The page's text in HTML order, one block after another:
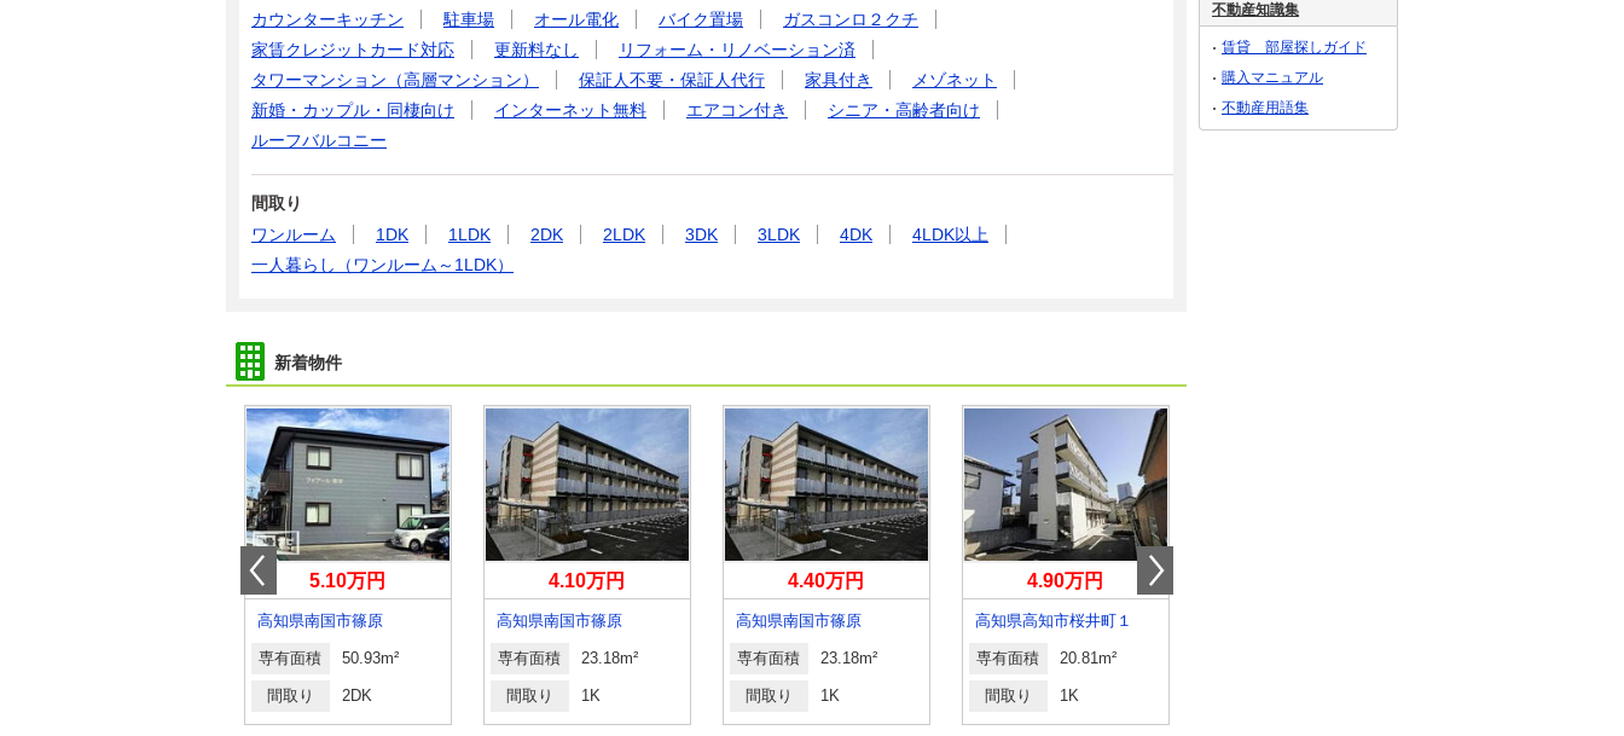
カウンターキッチン
駐車場 オール電化 バイク置場
ガスコンロ２クチ
家賃クレジットカード対応
更新料なし
リフォーム・リノベーション済
タワーマンション（高層マンション）
保証人不要・保証人代行 家具付き
メゾネット
新婚・カップル・同棲向け
インターネット無料 エアコン付き
シニア・高齢者向け
ルーフバルコニー
間取り
ワンルーム
1DK 1LDK 2DK 2LDK 3DK 3LDK 4DK
4LDK以上
一人暮らし（ワンルーム～1LDK）
新着物件
5.10万円
高知県南国市篠原
専有面積 50.93m²
間取り 2DK
4.10万円
高知県南国市篠原
専有面積 23.18m²
間取り 1K
4.40万円
高知県南国市篠原
専有面積 23.18m²
間取り 1K
4.90万円
高知県高知市桜井町１
専有面積 20.81m²
間取り 1K
不動産知識集
賃貸 部屋探しガイド
購入マニュアル
不動産用語集